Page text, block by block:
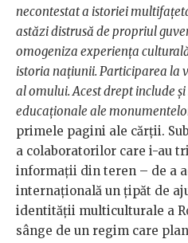
necontestat a istoriei
astăzi distrusă de propriul
omogeniza experiența
istoria națiunii. Participarea la
al omului. Acest drept include
educaționale ale
primele pagini ale cărții.
a colaboratorilor care i-au
informații din teren – de a
internațională un țipăt de
identității multiculturale a
sânge de un regim care